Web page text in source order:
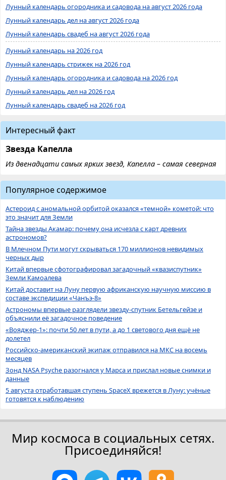
Лунный календарь огородника и садовода на август 2026 года
Лунный календарь дел на август 2026 года
Лунный календарь свадеб на август 2026 года
Лунный календарь на 2026 год
Лунный календарь стрижек на 2026 год
Лунный календарь огородника и садовода на 2026 год
Лунный календарь дел на 2026 год
Лунный календарь свадеб на 2026 год
Интересный факт
Звезда Капелла
Из двенадцати самых ярких звезд, Капелла – самая северная
Популярное содержимое
Астероид с аномальной орбитой оказался «темной» кометой: что
это значит для Земли
Тайна звезды Акамар: почему она исчезла с карт древних
астрономов?
В Млечном Пути могут скрываться 170 миллионов невидимых
черных дыр
Китай впервые сфотографировал загадочный «квазиспутник»
Земли Камоалева
Китай доставит на Луну первую африканскую научную миссию в
составе экспедиции «Чанъэ-8»
Астрономы впервые разглядели звезду-спутник Бетельгейзе и
объяснили её загадочное поведение
«Вояджер-1»: почти 50 лет в пути, а до 1 светового дня ещё не
долетел
Российско-американский экипаж отправился на МКС на восемь
месяцев
Зонд NASA Psyche разогнался у Марса и прислал новые снимки и
данные
5 августа отработавшая ступень SpaceX врежется в Луну: учёные
готовятся к наблюдению
Мир космоса в социальных сетях.
Присоединяйся!